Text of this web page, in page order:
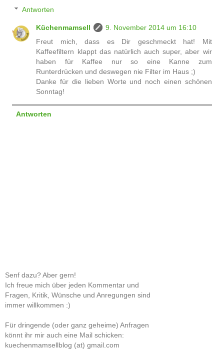
Antworten
Küchenmamsell
9. November 2014 um 16:10
Freut mich, dass es Dir geschmeckt hat! Mit
Kaffeefiltern klappt das natürlich auch super, aber wir
haben für Kaffee nur so eine Kanne zum
Runterdrücken und deswegen nie Filter im Haus ;)
Danke für die lieben Worte und noch einen schönen
Sonntag!
Antworten
Senf dazu? Aber gern!
Ich freue mich über jeden Kommentar und
Fragen, Kritik, Wünsche und Anregungen sind
immer willkommen :)
Für dringende (oder ganz geheime) Anfragen
könnt ihr mir auch eine Mail schicken:
kuechenmamsellblog (at) gmail.com